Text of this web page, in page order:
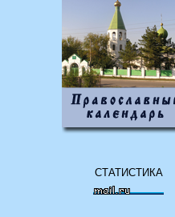
СТАТИСТИКА